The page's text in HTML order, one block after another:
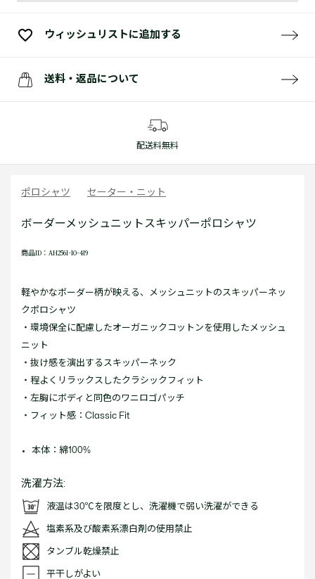
ウィッシュリストに追加する
送料・返品について
配送料無料
ポロシャツ セーター・ニット
ボーダーメッシュニットスキッパーポロシャツ
商品ID：AH2561-10-4I9
軽やかなボーダー柄が映える、メッシュニットのスキッパーネッ
クポロシャツ
・環境保全に配慮したオーガニックコットンを使用したメッシュ
ニット
・抜け感を演出するスキッパーネック
・程よくリラックスしたクラシックフィット
・左胸にボディと同色のワニロゴパッチ
・フィット感：Classic Fit
本体：綿100%
洗濯方法:
液温は30℃を限度とし、洗濯機で弱い洗濯ができる
塩素系及び酸素系漂白剤の使用禁止
タンブル乾燥禁止
平干しがよい